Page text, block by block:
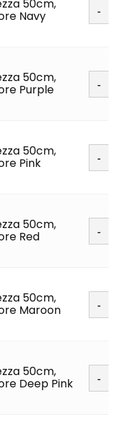
50cm,
Navy PU
50cm,
Purple
Soft
PU
50cm,
Pink
Soft
PU
50cm,
Red
Soft
PU
50cm,
Maroon
Soft
PU
50cm,
Deep Pink
Soft
PU